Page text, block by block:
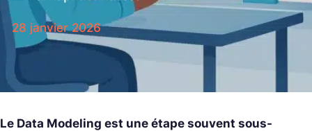
28 janvier 2026
Le Data Modeling est une étape souvent sous-